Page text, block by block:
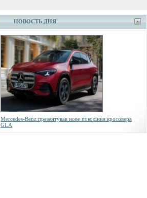
НОВОСТЬ ДНЯ
Mercedes-Benz презентував нове покоління кросовера
GLA